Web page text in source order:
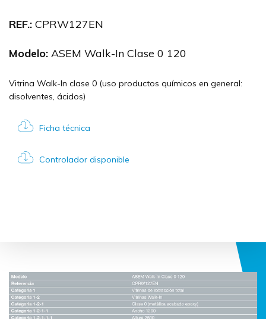
REF.: CPRW127EN
Modelo: ASEM Walk-In Clase 0 120
Vitrina Walk-In clase 0 (uso productos químicos en general:
disolventes, ácidos)
Ficha técnica
Controlador disponible